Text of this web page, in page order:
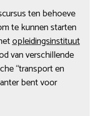
ten behoeve
te kunnen starten
opleidingsinstituut
van verschillende
“transport en
bent voor